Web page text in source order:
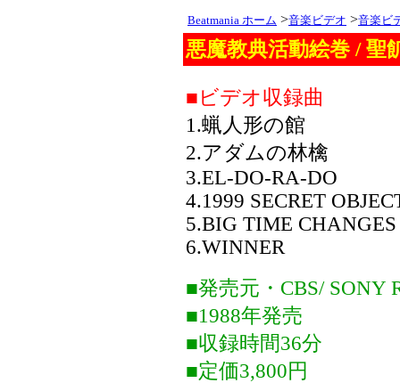
Beatmania ホーム >音楽ビデオ >音楽ビ
悪魔教典活動絵巻 / 聖
■ビデオ収録曲
1.蝋人形の館
2.アダムの林檎
3.EL-DO-RA-DO
4.1999 SECRET
5.BIG TIME CHANGES
6.WINNER
■発売元・CBS/ SONY
■1988年発売
■収録時間36分
■定価3,800円